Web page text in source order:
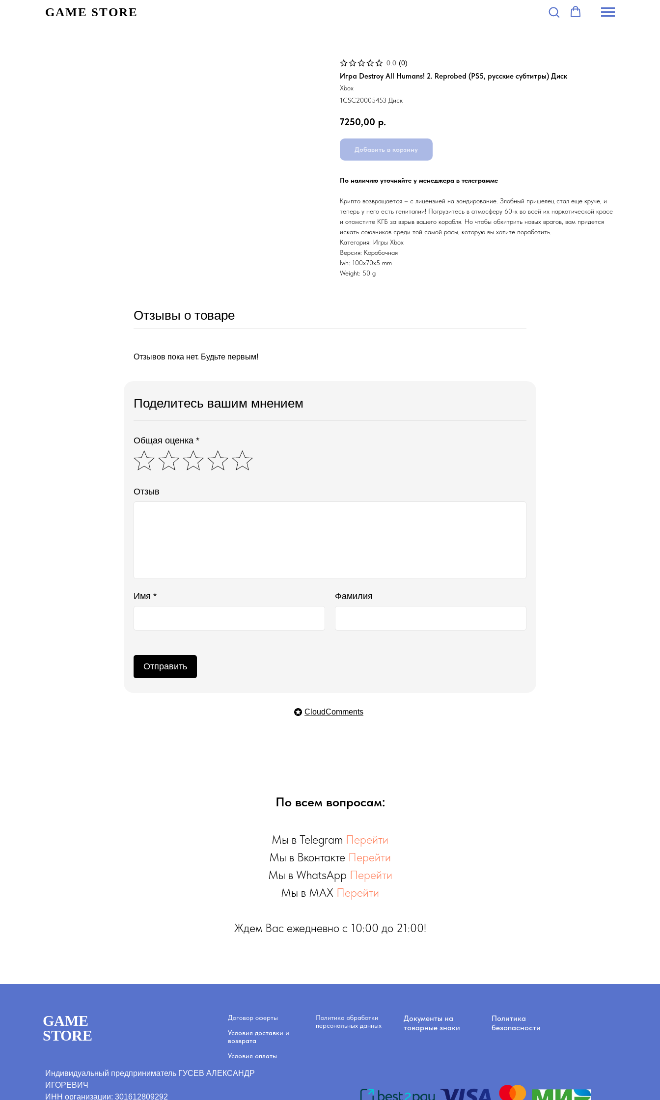
GAME STORE
0.0 (0)
Игра Destroy All Humans! 2. Reprobed (PS5, русские субтитры) Диск
Xbox
1CSC20005453 Диск
7250,00 р.
Добавить в корзину
По наличию уточняйте у менеджера в телеграмме
Крипто возвращается – с лицензией на зондирование. Злобный пришелец стал еще круче, и
теперь у него есть гениталии! Погрузитесь в атмосферу 60-х во всей их наркотической красе
и отомстите КГБ за взрыв вашего корабля. Но чтобы обхитрить новых врагов, вам придется
искать союзников среди той самой расы, которую вы хотите поработить.
Категория: Игры Xbox
Версия: Коробочная
lwh: 100x70x5 mm
Weight: 50 g
Отзывы о товаре
Отзывов пока нет. Будьте первым!
Поделитесь вашим мнением
Общая оценка *
Отзыв
Имя * Фамилия
Отправить
CloudComments
По всем вопросам:
Мы в Telegram Перейти
Мы в Вконтакте Перейти
Мы в WhatsApp Перейти
Мы в MAX Перейти
Ждем Вас ежедневно с 10:00 до 21:00!
GAME
STORE
Договор оферты
Условия доставки и
возврата
Условия оплаты
Политика обработки
персональных данных
Документы на
товарные знаки
Политика
безопасности
Индивидуальный предприниматель ГУСЕВ АЛЕКСАНДР
ИГОРЕВИЧ
ИНН организации: 301612809292